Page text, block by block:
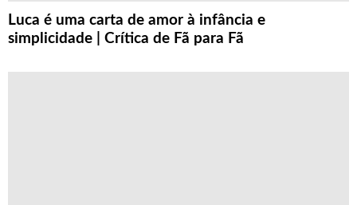
Luca é uma carta de amor à infância e
simplicidade | Crítica de Fã para Fã